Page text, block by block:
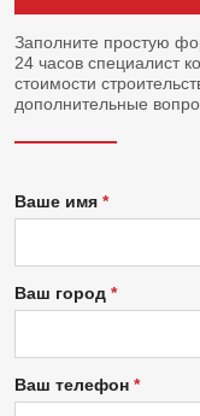
Заполните простую
24 часов специалист
стоимости
дополнительные
Ваше имя
Ваш город
Ваш телефон